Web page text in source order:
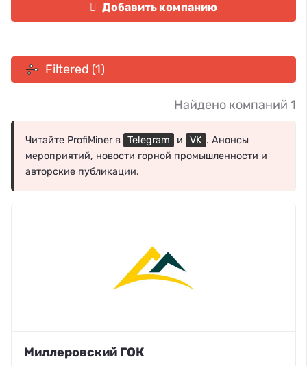
Добавить компанию
Filtered (1)
Найдено компаний 1
Читайте ProfiMiner в Telegram и VK . Анонсы
мероприятий, новости горной промышленности и
авторские публикации.
Миллеровский ГОК